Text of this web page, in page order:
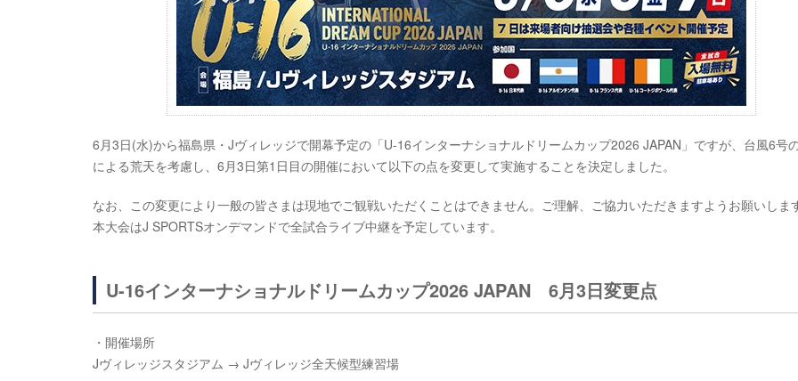
6月3日(水)から福島県・Jヴィレッジで開幕予定の「U-16インターナショナルドリームカップ2026 JAPAN」ですが、台風6号
による荒天を考慮し、6月3日第1日目の開催において以下の点を変更して実施することを決定しました。
なお、この変更により一般の皆さまは現地でご観戦いただくことはできません。ご理解、ご協力いただきますようお願いしま
本大会はJ SPORTSオンデマンドで全試合ライブ中継を予定しています。
U-16インターナショナルドリームカップ2026 JAPAN 6月3日変更点
・開催場所
Jヴィレッジスタジアム → Jヴィレッジ全天候型練習場